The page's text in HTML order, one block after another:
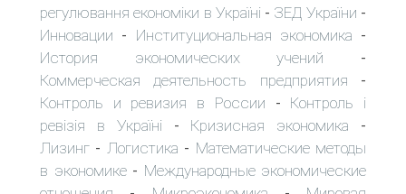
регулювання економіки в Україні - ЗЕД України -
Инновации - Институциональная экономика -
История экономических учений -
Коммерческая деятельность предприятия -
Контроль и ревизия в России - Контроль і
ревізія в Україні - Кризисная экономика -
Лизинг - Логистика - Математические методы
в экономике - Международные экономические